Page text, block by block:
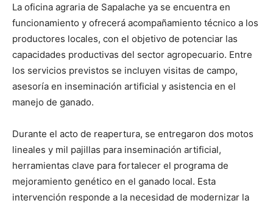
La oficina agraria de Sapalache ya se encuentra en
funcionamiento y ofrecerá acompañamiento técnico a los
productores locales, con el objetivo de potenciar las
capacidades productivas del sector agropecuario. Entre
los servicios previstos se incluyen visitas de campo,
asesoría en inseminación artificial y asistencia en el
manejo de ganado.
Durante el acto de reapertura, se entregaron dos motos
lineales y mil pajillas para inseminación artificial,
herramientas clave para fortalecer el programa de
mejoramiento genético en el ganado local. Esta
intervención responde a la necesidad de modernizar la